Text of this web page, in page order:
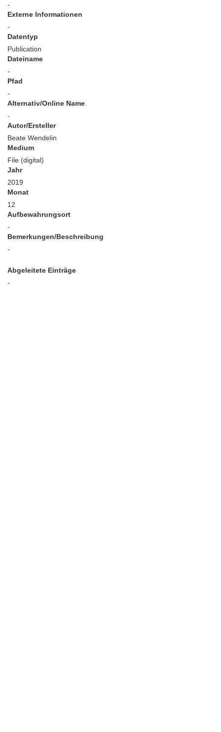
-
Externe Informationen
-
Datentyp
Publication
Dateiname
-
Pfad
-
Alternativ/Online Name
-
Autor/Ersteller
Beate Wendelin
Medium
File (digital)
Jahr
2019
Monat
12
Aufbewahrungsort
-
Bemerkungen/Beschreibung
-
Abgeleitete Einträge
-